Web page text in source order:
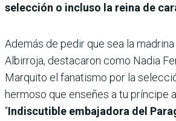
selección o incluso la reina de
Además de pedir que sea la
Albirroja, destacaron como Nadia
Marquito el fanatismo por la
hermoso que enseñes a tu príncipe
"Indiscutible embajadora del